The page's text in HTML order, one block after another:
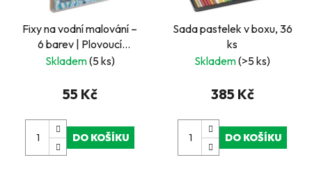
Fixy na vodní malování –
6 barev | Plovoucí
obrázky pro děti,
Skladem(5 ks)
55 Kč
DO KOŠÍKU
Sada pastelek v boxu, 36
ks
Skladem(>5 ks)
385 Kč
DO KOŠÍKU